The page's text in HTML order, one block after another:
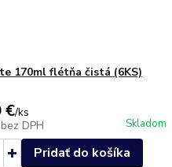
170ml flétňa čistá (6KS)
€/ks
bez DPH Skladom
Pridať do košíka